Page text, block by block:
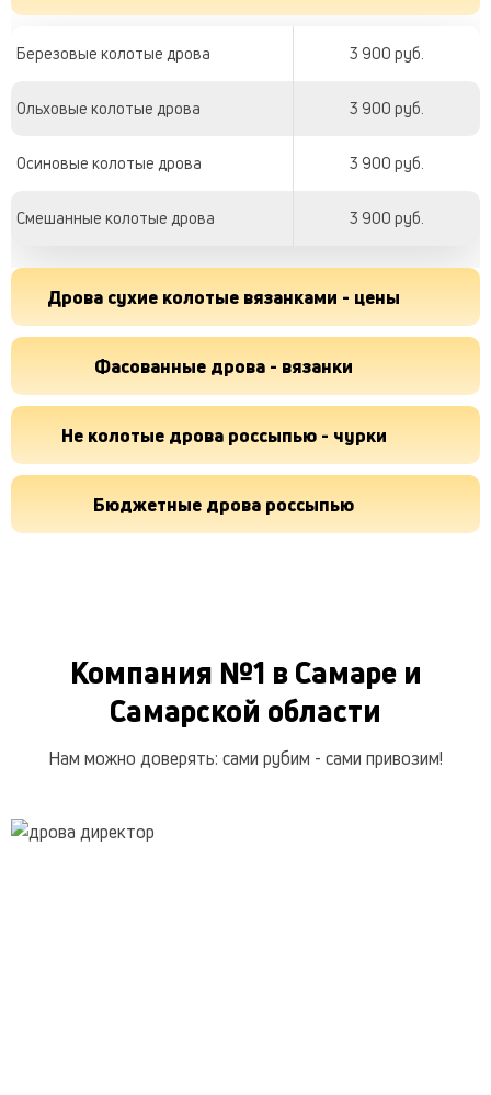
Березовые колотые дрова 3 900 руб.
Ольховые колотые дрова 3 900 руб.
Осиновые колотые дрова 3 900 руб.
Смешанные колотые дрова 3 900 руб.
Дрова сухие колотые вязанками - цены
Фасованные дрова - вязанки
Не колотые дрова россыпью - чурки
Бюджетные дрова россыпью
Компания №1 в Самаре и
Самарской области
Нам можно доверять: сами рубим - сами привозим!